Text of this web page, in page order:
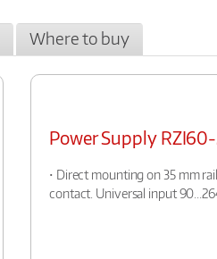
Where to buy
Power Supply
• Direct mounting on 35 mm
contact. Universal input